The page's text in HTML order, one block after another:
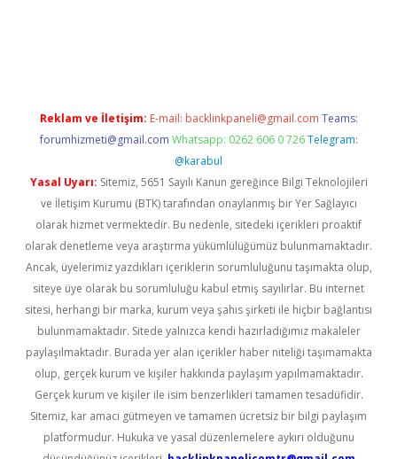
Reklam ve İletişim: E-mail: backlinkpaneli@gmail.com Teams:
forumhizmeti@gmail.com Whatsapp: 0262 606 0 726 Telegram:
@karabul
Yasal Uyarı: Sitemiz, 5651 Sayılı Kanun gereğince Bilgi Teknolojileri
ve İletişim Kurumu (BTK) tarafından onaylanmış bir Yer Sağlayıcı
olarak hizmet vermektedir. Bu nedenle, sitedeki içerikleri proaktif
olarak denetleme veya araştırma yükümlülüğümüz bulunmamaktadır.
Ancak, üyelerimiz yazdıkları içeriklerin sorumluluğunu taşımakta olup,
siteye üye olarak bu sorumluluğu kabul etmiş sayılırlar. Bu internet
sitesi, herhangi bir marka, kurum veya şahıs şirketi ile hiçbir bağlantısı
bulunmamaktadır. Sitede yalnızca kendi hazırladığımız makaleler
paylaşılmaktadır. Burada yer alan içerikler haber niteliği taşımamakta
olup, gerçek kurum ve kişiler hakkında paylaşım yapılmamaktadır.
Gerçek kurum ve kişiler ile isim benzerlikleri tamamen tesadüfidir.
Sitemiz, kar amacı gütmeyen ve tamamen ücretsiz bir bilgi paylaşım
platformudur. Hukuka ve yasal düzenlemelere aykırı olduğunu